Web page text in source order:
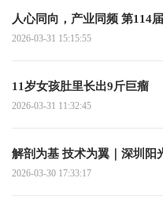
人心同向，产业同频 第114
2026-03-31 15:15:55
11岁女孩肚里长出9斤巨瘤
2026-03-31 11:32:45
解剖为基 技术为翼｜深圳阳
2026-03-30 17:33:17